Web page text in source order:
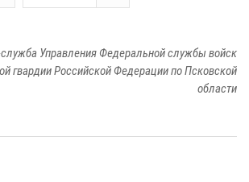
Управления Федеральной службы войск
гвардии Российской Федерации по Псковской
области